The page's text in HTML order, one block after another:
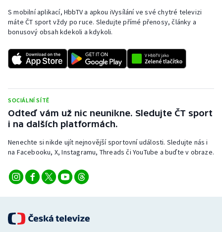
S mobilní aplikací, HbbTV a apkou iVysílání ve své chytré televizi
máte ČT sport vždy po ruce. Sledujte přímé přenosy, články a
bonusový obsah kdekoli a kdykoli.
SOCIÁLNÍ SÍTĚ
Odteď vám už nic neunikne. Sledujte ČT sport
i na dalších platformách.
Nenechte si nikde ujít nejnovější sportovní události. Sledujte nás i
na Facebooku, X, Instagramu, Threads či YouTube a buďte v obraze.